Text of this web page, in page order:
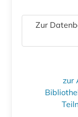
Zur
zur